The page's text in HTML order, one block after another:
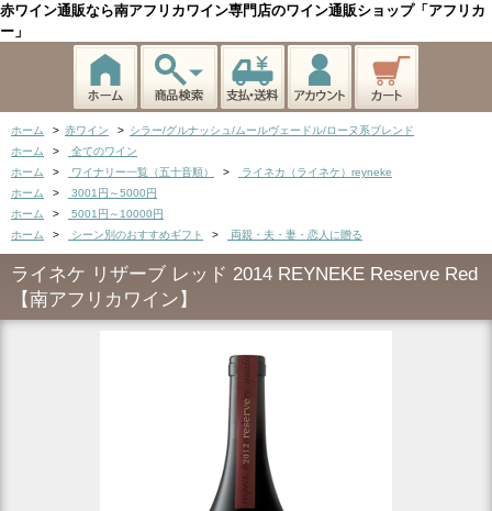
赤ワイン通販なら南アフリカワイン専門店のワイン通販ショップ「アフリカ
ー」
ホーム > 赤ワイン > シラー/グルナッシュ/ムールヴェードル/ローヌ系ブレンド
ホーム
>
全てのワイン
ホーム
> ワイナリー一覧（五十音順） >
ライネカ（ライネケ）reyneke
ホーム
>
3001円～5000円
ホーム
>
5001円～10000円
ホーム
> シーン別のおすすめギフト > 両親・夫・妻・恋人に贈る
ライネケ リザーブ レッド 2014 REYNEKE Reserve Red
【南アフリカワイン】